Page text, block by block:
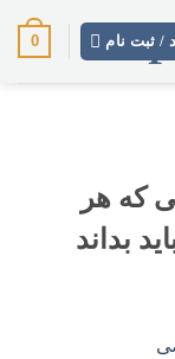
/ ثبت نام 0
که هر
بداند